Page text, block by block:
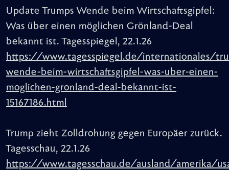
Update Trumps Wende beim Wirtschaftsgipfel:
Was über einen möglichen Grönland-Deal
bekannt ist. Tagesspiegel, 22.1.26
https://www.tagesspiegel.de/internationales/
wende-beim-wirtschaftsgipfel-was-uber-einen-
moglichen-gronland-deal-bekannt-ist-
15167186.html
Trump zieht Zolldrohung gegen Europäer zurück.
Tagesschau, 22.1.26
https://www.tagesschau.de/ausland/amerika/